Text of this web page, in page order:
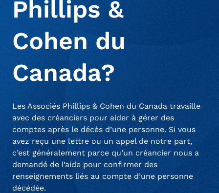
communiquer avec le soutien pour toute question.
Gérer un compte personnel FAQ
Phillips &
Cohen du
Canada?
Les Associés Phillips & Cohen du Canada travaille
avec des créanciers pour aider à gérer des
comptes après le décès d’une personne. Si vous
avez reçu une lettre ou un appel de notre part,
c’est généralement parce qu’un créancier nous a
demandé de l’aide pour confirmer des
renseignements liés au compte d’une personne
décédée.